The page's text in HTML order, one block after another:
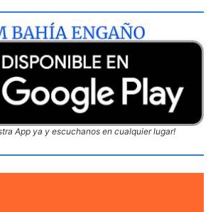
App ya y escuchanos en cualquier lugar!